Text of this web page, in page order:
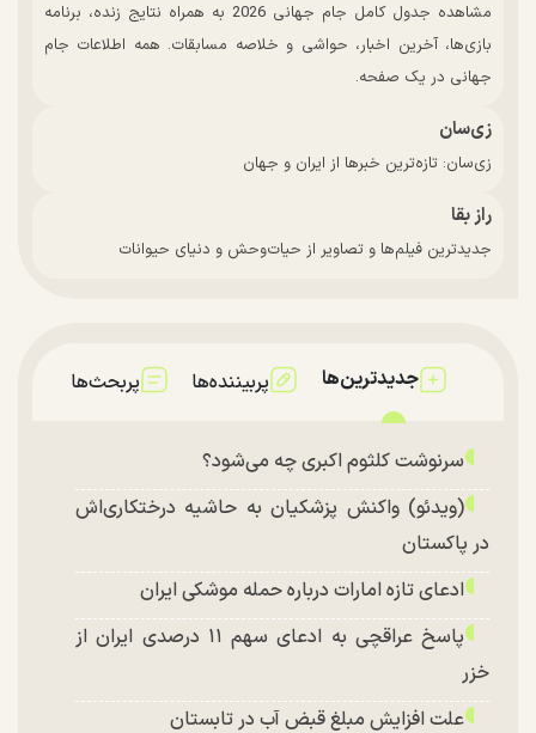
مشاهده جدول کامل جام جهانی 2026 به همراه نتایج زنده، برنامه
بازی‌ها، آخرین اخبار، حواشی و خلاصه مسابقات. همه اطلاعات جام
جهانی در یک صفحه.
زی‌سان
زی‌سان: تازه‌ترین خبرها از ایران و جهان
راز بقا
جدیدترین فیلم‌ها و تصاویر از حیات‌وحش و دنیای حیوانات
جدیدترین‌ها پربیننده‌ها پربحث‌ها
سرنوشت کلثوم اکبری چه می‌شود؟
(ویدئو) واکنش پزشکیان به حاشیه درختکاری‌اش
در پاکستان
ادعای تازه امارات درباره حمله موشکی ایران
پاسخ عراقچی به ادعای سهم ۱۱ درصدی ایران از
خزر
علت افزایش مبلغ قبض آب در تابستان